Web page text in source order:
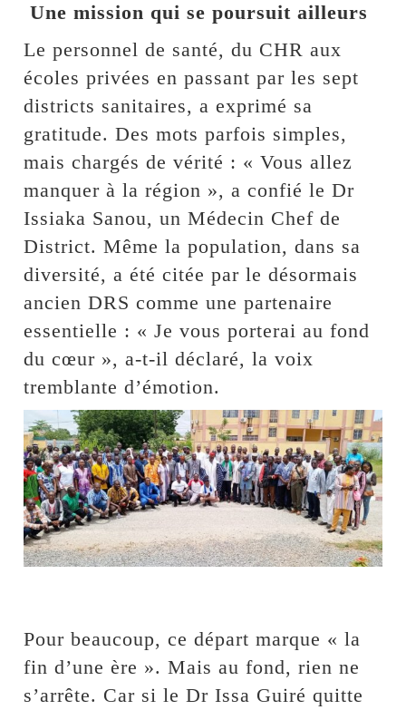
‎Une mission qui se poursuit ailleurs
‎Le personnel de santé, du CHR aux
écoles privées en passant par les sept
districts sanitaires, a exprimé sa
gratitude. Des mots parfois simples,
mais chargés de vérité : « Vous allez
manquer à la région », a confié le Dr
Issiaka Sanou, un Médecin Chef de
District. Même la population, dans sa
diversité, a été citée par le désormais
ancien DRS comme une partenaire
essentielle : « Je vous porterai au fond
du cœur », a-t-il déclaré, la voix
tremblante d’émotion.
‎Pour beaucoup, ce départ marque « la
fin d’une ère ». Mais au fond, rien ne
s’arrête. Car si le Dr Issa Guiré quitte